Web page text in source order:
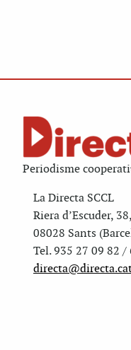
Periodisme
La Directa SCCL
Riera d’Escuder,
08028 Sants
Tel. 935 27 09 82 /